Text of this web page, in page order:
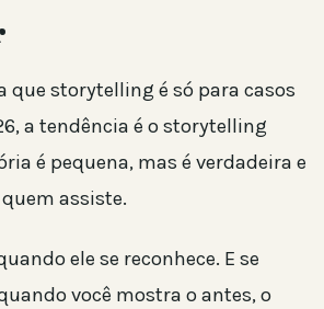
que storytelling é só para casos
a tendência é o storytelling
é pequena, mas é verdadeira e
assiste.
ele se reconhece. E se
você mostra o antes, o